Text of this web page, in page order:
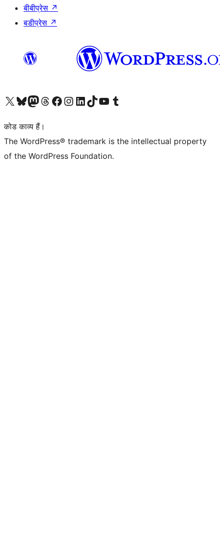
बीबीप्रेस ↗
बडीप्रेस ↗
Visit our X (formerly Twitter) account
हमारे बलुस्की खाते पर जाएँVisit our Mastodon account
हमारे थ्रेड्स अकाउंट पर जाएंहमारे फेसबुक पेज पर जाएँहमारे इंस्टाग्राम अकाउंट पर जाएंहमारे लिंक्डइन खाते पर जाएँहमारे टिकटॉक खाते पर जाएँहमारे यूट्यूब चैनल पर जाएंहमारे Tumblr खाते पर जाएँ
कोड काव्य हैं।
The WordPress® trademark is the intellectual property
of the WordPress Foundation.